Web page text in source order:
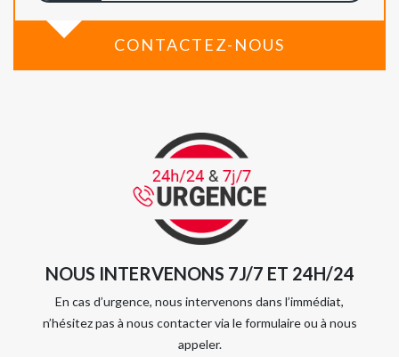
CONTACTEZ-NOUS
NOUS INTERVENONS 7J/7 ET 24H/24
En cas d’urgence, nous intervenons dans l’immédiat,
n’hésitez pas à nous contacter via le formulaire ou à nous
appeler.